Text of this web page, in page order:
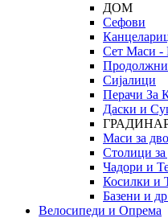
ДОМ
Сефови
Сет Маси -
Сијалици
Перачи За
Даски и
Маси за
Столици за
Чадори и
Косилки и
Базени и
Велосипеди и Опрема